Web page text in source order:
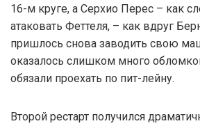
16-м круге, а Серхио Перес – как
атаковать Феттеля, – как вдруг
пришлось снова заводить свою
оказалось слишком много
обязали проехать по пит-лейну.
Второй рестарт получился